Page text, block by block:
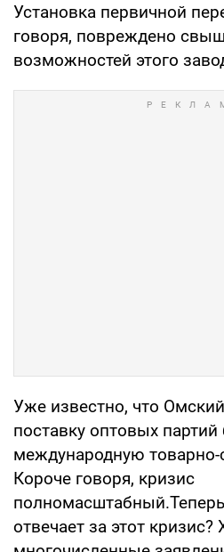
Установка первичной
говоря, повреждено
возможностей этого
Уже известно, что
поставку оптовых партий
международную
Короче говоря, кризис
отвечает за этот